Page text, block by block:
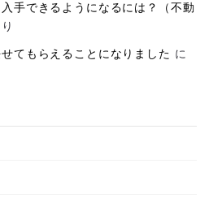
手できるようになるには？（不動
てもらえることになりました に